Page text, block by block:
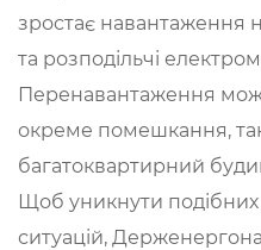
зростає навантаження
та розподільчі
Перенавантаження
окреме помешкання, так
багатоквартирний
Щоб уникнути подібних
ситуацій,